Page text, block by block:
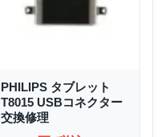
PHILIPS タブレット
T8015 USBコネクター
交換修理